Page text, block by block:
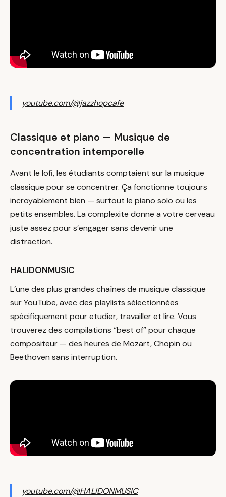
youtube.com/@jazzhopcafe
Classique et piano — Musique de
concentration intemporelle
Avant le lofi, les étudiants comptaient sur la musique
classique pour se concentrer. Ça fonctionne toujours
incroyablement bien — surtout le piano solo ou les
petits ensembles. La complexite donne a votre cerveau
juste assez pour s’engager sans devenir une
distraction.
HALIDONMUSIC
L’une des plus grandes chaînes de musique classique
sur YouTube, avec des playlists sélectionnées
spécifiquement pour etudier, travailler et lire. Vous
trouverez des compilations “best of” pour chaque
compositeur — des heures de Mozart, Chopin ou
Beethoven sans interruption.
youtube.com/@HALIDONMUSIC